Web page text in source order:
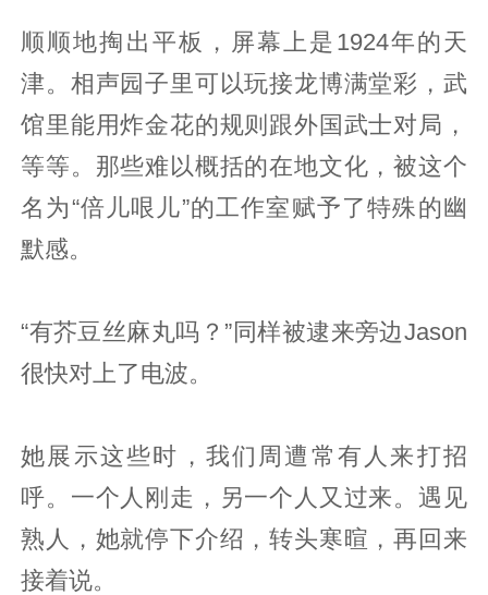
顺顺地掏出平板，屏幕上是1924年的天
津。相声园子里可以玩接龙博满堂彩，武
馆里能用炸金花的规则跟外国武士对局，
等等。那些难以概括的在地文化，被这个
名为“倍儿哏儿”的工作室赋予了特殊的幽
默感。
“有芥豆丝麻丸吗？”同样被逮来旁边Jason
很快对上了电波。
她展示这些时，我们周遭常有人来打招
呼。一个人刚走，另一个人又过来。遇见
熟人，她就停下介绍，转头寒暄，再回来
接着说。